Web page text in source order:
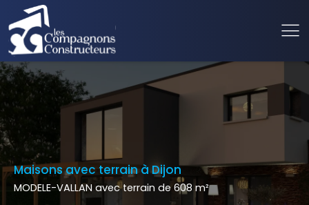
Maisons avec terrain à Dijon
MODELE-VALLAN avec terrain de 608 m²